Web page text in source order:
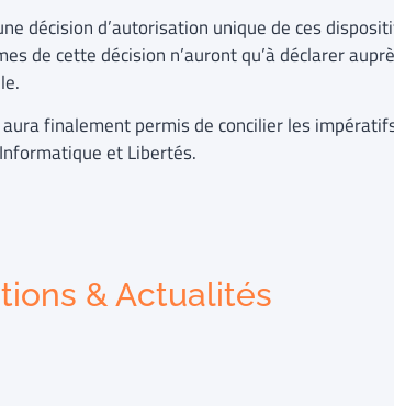
décision d’autorisation unique de ces
de cette décision n’auront qu’à déclarer
finalement permis de concilier les
et Libertés.
& Actualités